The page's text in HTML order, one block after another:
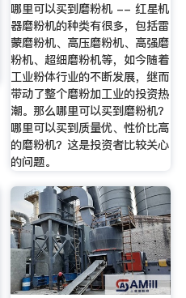
哪里可以买到磨粉机 -- 红星机
器磨粉机的种类有很多，包括雷
蒙磨粉机、高压磨粉机、高强磨
粉机、超细磨粉机等，如今随着
工业粉体行业的不断发展，继而
带动了整个磨粉加工业的投资热
潮。那么哪里可以买到磨粉机？
哪里可以买到质量优、性价比高
的磨粉机？这是投资者比较关心
的问题。